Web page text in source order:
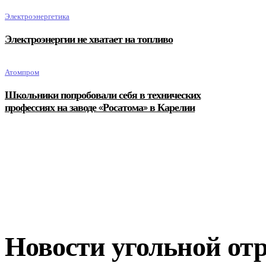
Электроэнергетика
Электроэнергии не хватает на топливо
Атомпром
Школьники попробовали себя в технических
профессиях на заводе «Росатома» в Карелии
Новости угольной